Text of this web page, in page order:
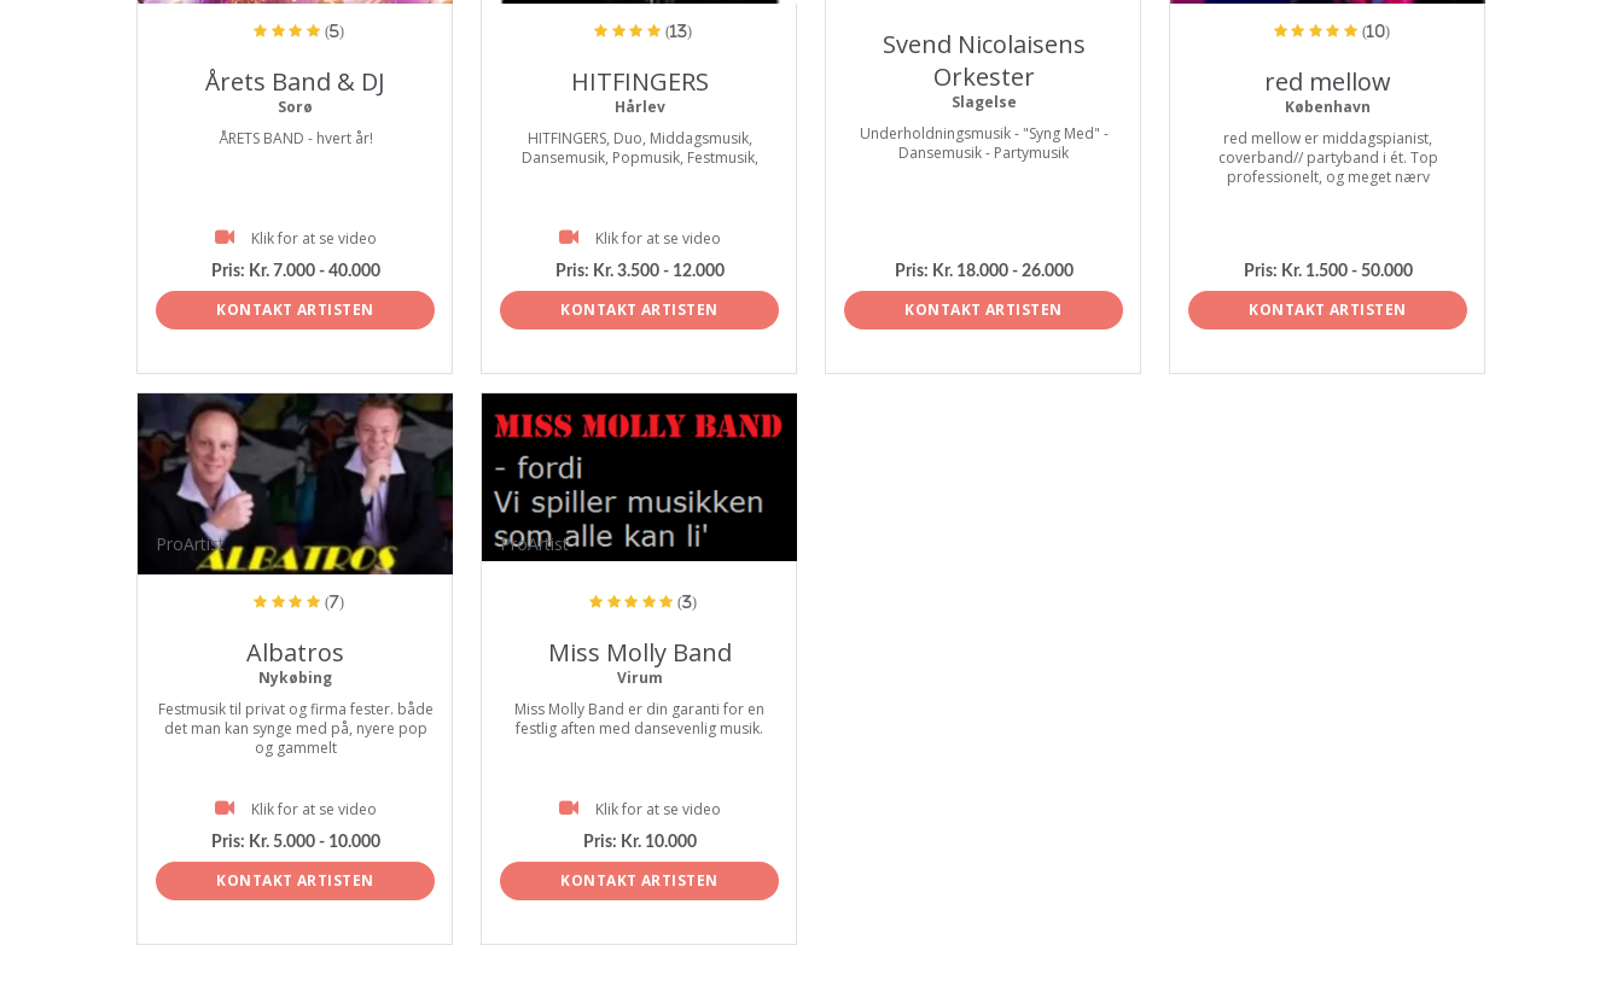
(5)
Årets Band & DJ
Sorø
ÅRETS BAND - hvert år!
Klik for at se video
Pris: Kr. 7.000 - 40.000
KONTAKT ARTISTEN
(13)
HITFINGERS
Hårlev
HITFINGERS, Duo, Middagsmusik,
Dansemusik, Popmusik, Festmusik,
Klik for at se video
Pris: Kr. 3.500 - 12.000
KONTAKT ARTISTEN
Svend Nicolaisens
Orkester
Slagelse
Underholdningsmusik - "Syng Med" -
Dansemusik - Partymusik
Pris: Kr. 18.000 - 26.000
KONTAKT ARTISTEN
(10)
red mellow
København
red mellow er middagspianist,
coverband// partyband i ét. Top
professionelt, og meget nærv
Pris: Kr. 1.500 - 50.000
KONTAKT ARTISTEN
ProArtist
(7)
Albatros
Nykøbing
Festmusik til privat og firma fester. både
det man kan synge med på, nyere pop
og gammelt
Klik for at se video
Pris: Kr. 5.000 - 10.000
KONTAKT ARTISTEN
ProArtist
(3)
Miss Molly Band
Virum
Miss Molly Band er din garanti for en
festlig aften med dansevenlig musik.
Klik for at se video
Pris: Kr. 10.000
KONTAKT ARTISTEN